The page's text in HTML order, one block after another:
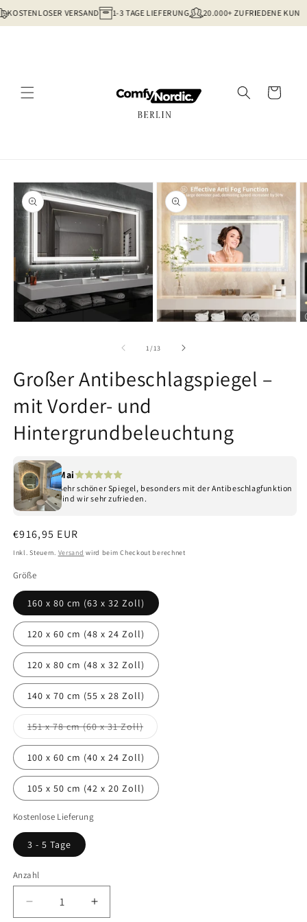
zum
Inhalt
KOSTENLOSER VERSAND 1-3 TAGE LIEFERUNG 20.000+ ZUFRIEDENE
Warenkorb
in
1/von
13
Großer Antibeschlagspiegel –
mit Vorder- und
Hintergrundbeleuchtung
Mai
Sehr schöner Spiegel, besonders mit der Antibeschlagfunktion
sind wir sehr zufrieden.
Normaler
Preis
€916,95 EUR
Inkl. Steuern. Versand wird beim Checkout berechnet
Größe
160 x 80 cm (63 x 32 Zoll)
120 x 60 cm (48 x 24 Zoll)
120 x 80 cm (48 x 32 Zoll)
140 x 70 cm (55 x 28 Zoll)
151 x 78 cm (60 x 31 Zoll)Variante
ausverkauft
oder
nicht
verfügbar
100 x 60 cm (40 x 24 Zoll)
105 x 50 cm (42 x 20 Zoll)
Kostenlose Lieferung
3 - 5 Tage
Anzahl
Verringere
Erhöhe